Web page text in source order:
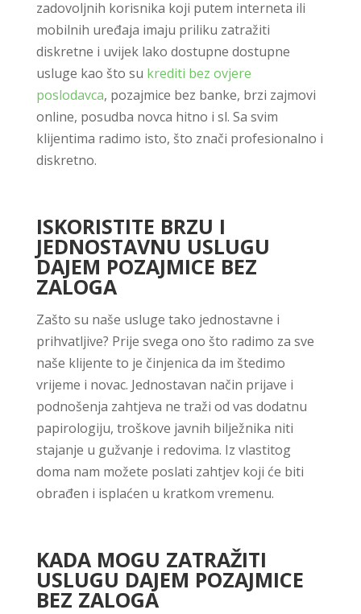
zadovoljnih korisnika koji putem interneta ili
mobilnih uređaja imaju priliku zatražiti
diskretne i uvijek lako dostupne dostupne
usluge kao što su krediti bez ovjere
poslodavca, pozajmice bez banke, brzi zajmovi
online, posudba novca hitno i sl. Sa svim
klijentima radimo isto, što znači profesionalno i
diskretno.
ISKORISTITE BRZU I
JEDNOSTAVNU USLUGU
DAJEM POZAJMICE BEZ
ZALOGA
Zašto su naše usluge tako jednostavne i
prihvatljive? Prije svega ono što radimo za sve
naše klijente to je činjenica da im štedimo
vrijeme i novac. Jednostavan način prijave i
podnošenja zahtjeva ne traži od vas dodatnu
papirologiju, troškove javnih bilježnika niti
stajanje u gužvanje i redovima. Iz vlastitog
doma nam možete poslati zahtjev koji će biti
obrađen i isplaćen u kratkom vremenu.
KADA MOGU ZATRAŽITI
USLUGU DAJEM POZAJMICE
BEZ ZALOGA